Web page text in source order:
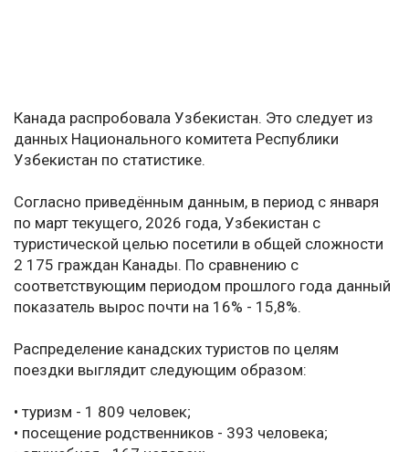
Канада распробовала Узбекистан. Это следует из
данных Национального комитета Республики
Узбекистан по статистике.
Согласно приведённым данным, в период с января
по март текущего, 2026 года, Узбекистан с
туристической целью посетили в общей сложности
2 175 граждан Канады. По сравнению с
соответствующим периодом прошлого года данный
показатель вырос почти на 16% - 15,8%.
Распределение канадских туристов по целям
поездки выглядит следующим образом:
• туризм - 1 809 человек;
• посещение родственников - 393 человека;